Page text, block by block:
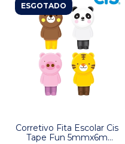
ESGOTADO
Corretivo Fita Escolar Cis
Tape Fun 5mmx6m